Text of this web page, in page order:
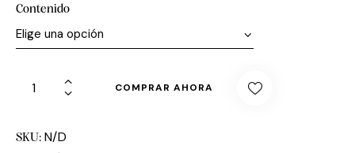
Contenido
COMPRAR AHORA
SKU: N/D